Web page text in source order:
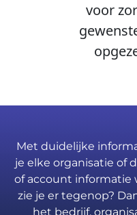
voor
Met duidelijke
je elke organisatie of
of account informatie
zie je er tegenop?
het bedrijf,